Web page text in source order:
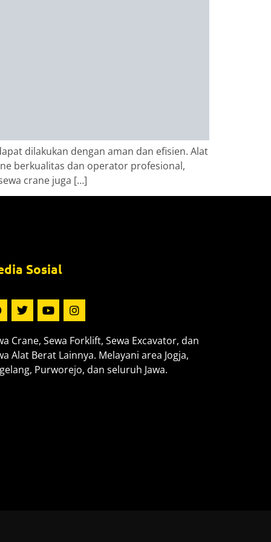
dilakukan dengan aman dan efisien. Alat
berkualitas dan operator profesional,
crane juga […]
Sosial
Crane, Sewa Forklift, Sewa Excavator, dan
Alat Berat Lainnya. Melayani area Jogja,
Purworejo, dan seluruh Jawa.